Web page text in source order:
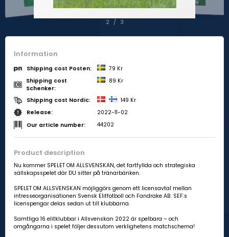
2 / 3
Information
Shipping cost Posten:
79 Kr
Shipping cost
Schenker:
89 Kr
Shipping cost Nordic:
149 Kr
Release:
2022-11-02
Our article number:
44202
Product description
Nu kommer SPELET OM ALLSVENSKAN, det fartfyllda och strategiska
sällskapsspelet där DU sitter på tränarbänken.
SPELET OM ALLSVENSKAN möjliggörs genom ett licensavtal mellan
intresseorganisationen Svensk Elitfotboll och Fandrake AB. SEF:s
licenspengar delas sedan ut till klubbarna.
Samtliga 16 elitklubbar i Allsvenskan 2022 är spelbara – och
omgångarna i spelet följer dessutom verklighetens matchschema!